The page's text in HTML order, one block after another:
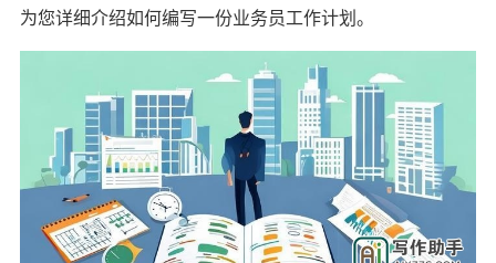
为您详细介绍如何编写一份业务员工作计划。